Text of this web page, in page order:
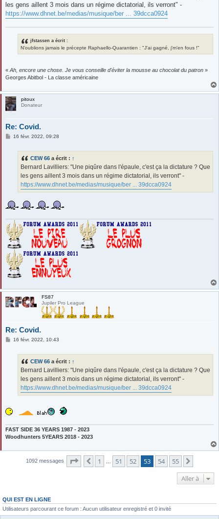
a
g
e
les gens aillent 3 mois dans un régime dictatorial, ils verront" -
https://www.dhnet.be/medias/musique/ber ... 39dcca0924
jfstassen a écrit :
N'oublions jamais le précepte Raphaello-Quarantien : "J'ai gagné, j'm'en fous !"
«Ah, encore une chose. Je vous conseille d'éviter la mousse au chocolat du patron »
Georges Abitbol - La classe américaine
pitoux
Donateur
Re: Covid.
M16 févr. 2022, 09:28
CEW 66 a écrit : ↑
Bernard Lavilliers: "Une piqûre dans l'épaule, c'est ça la dictature ? Que
les gens aillent 3 mois dans un régime dictatorial, ils verront" -
https://www.dhnet.be/medias/musique/ber ... 39dcca0924
FS87
Jupiler Pro League
Re: Covid.
M16 févr. 2022, 10:43
CEW 66 a écrit : ↑
Bernard Lavilliers: "Une piqûre dans l'épaule, c'est ça la dictature ? Que
les gens aillent 3 mois dans un régime dictatorial, ils verront" -
https://www.dhnet.be/medias/musique/ber ... 39dcca0924
FAST SIDE 36 YEARS 1987 - 2023
Woodhunters 5YEARS 2018 - 2023
1092 messages Page 53 sur 55
Précédente
1 51 52 53 54 55
Aller à
QUI EST EN LIGNE
Utilisateurs parcourant ce forum : Aucun utilisateur enregistré et 0 invité